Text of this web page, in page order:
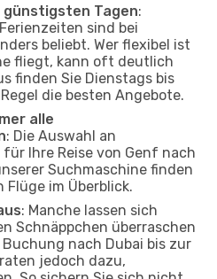
günstigsten Tagen:
sind bei
beliebt. Wer flexibel ist
fliegt, kann oft deutlich
finden Sie Dienstags bis
die besten Angebote.
alle
: Die Auswahl an
Ihre Reise von Genf nach
Suchmaschine finden
im Überblick.
: Manche lassen sich
Schnäppchen überraschen
nach Dubai bis zur
jedoch dazu,